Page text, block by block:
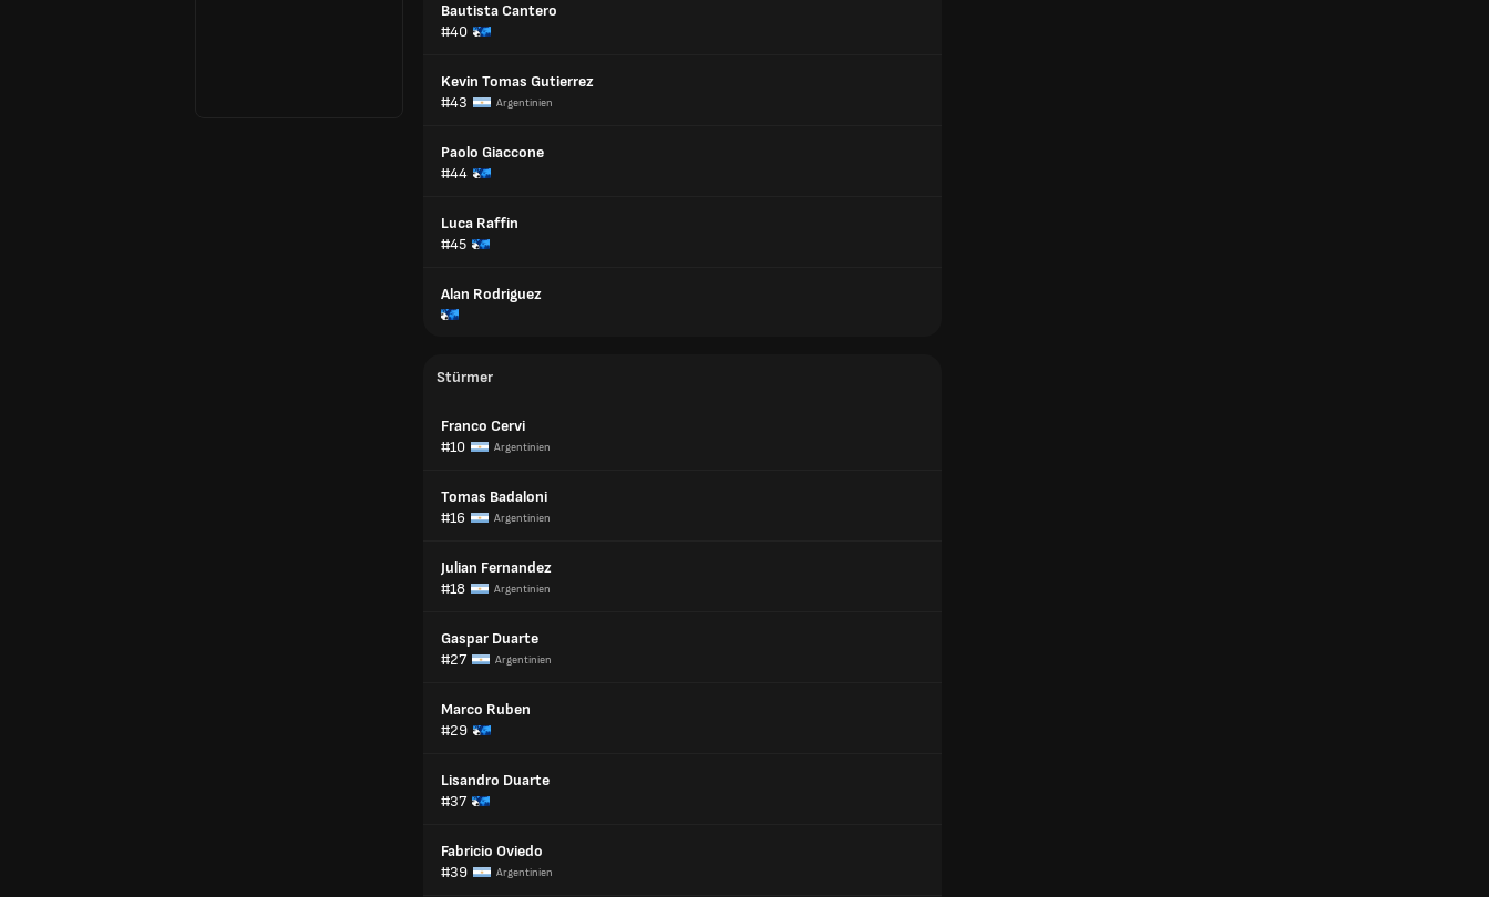
Bautista Cantero
#40
Kevin Tomas Gutierrez
#43
Argentinien
Paolo Giaccone
#44
Luca Raffin
#45
Alan Rodriguez
Stürmer
Franco Cervi
#10
Argentinien
Tomas Badaloni
#16
Argentinien
Julian Fernandez
#18
Argentinien
Gaspar Duarte
#27
Argentinien
Marco Ruben
#29
Lisandro Duarte
#37
Fabricio Oviedo
#39
Argentinien